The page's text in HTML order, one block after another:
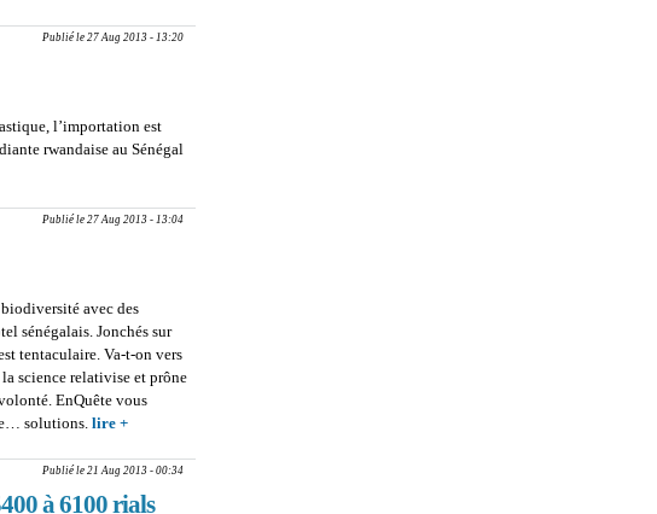
Publié le 27 Aug 2013 - 13:20
l’importation est
rwandaise au Sénégal
Publié le 27 Aug 2013 - 13:04
avec des
sénégalais. Jonchés sur
tentaculaire. Va-t-on vers
la science relativise et prône
EnQuête vous
solutions. lire +
DES DECHETS
PLASTIQUES :
Publié le 21 Aug 2013 - 00:34
à 6100 rials